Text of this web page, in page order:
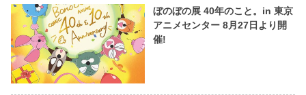
ぼのぼの展 40年のこと。in 東京
アニメセンター 8月27日より開
催!